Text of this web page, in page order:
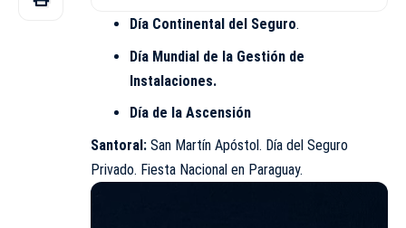
Día Continental del Seguro.
Día Mundial de la Gestión de
Instalaciones.
Día de la Ascensión
Santoral: San Martín Apóstol. Día del Seguro
Privado. Fiesta Nacional en Paraguay.